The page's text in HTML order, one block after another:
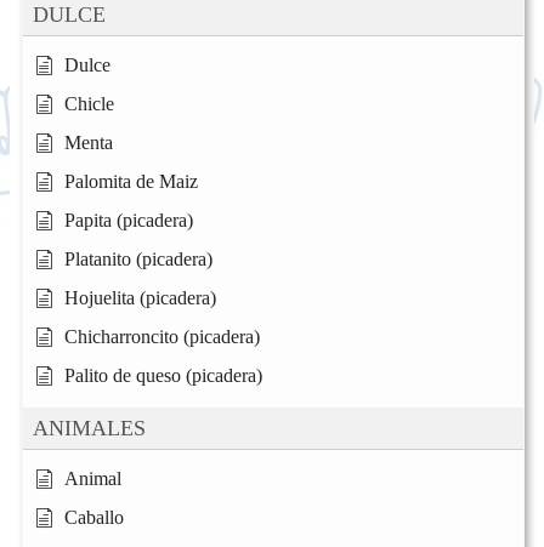
DULCE
Dulce
Chicle
Menta
Palomita de Maiz
Papita (picadera)
Platanito (picadera)
Hojuelita (picadera)
Chicharroncito (picadera)
Palito de queso (picadera)
ANIMALES
Animal
Caballo